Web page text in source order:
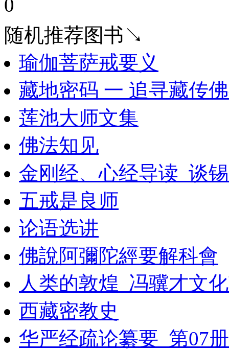
0
随机推荐图书↘
瑜伽菩萨戒要义
藏地密码 一 追寻藏传
莲池大师文集
佛法知见
金刚经、心经导读_谈
五戒是良师
论语选讲
佛說阿彌陀經要解科會
人类的敦煌_冯骥才文
西藏密教史
华严经疏论纂要_第07